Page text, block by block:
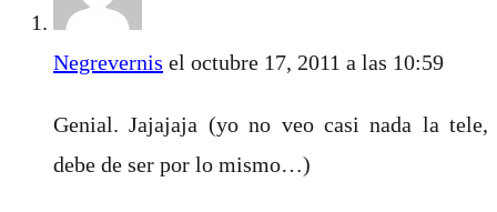
Negrevernis el octubre 17, 2011 a las 10:59
Genial. Jajajaja (yo no veo casi nada la tele,
debe de ser por lo mismo…)